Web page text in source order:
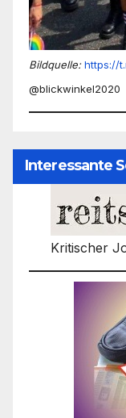
Bildquelle: https://
@blickwinkel2020
Interessante
Kritischer